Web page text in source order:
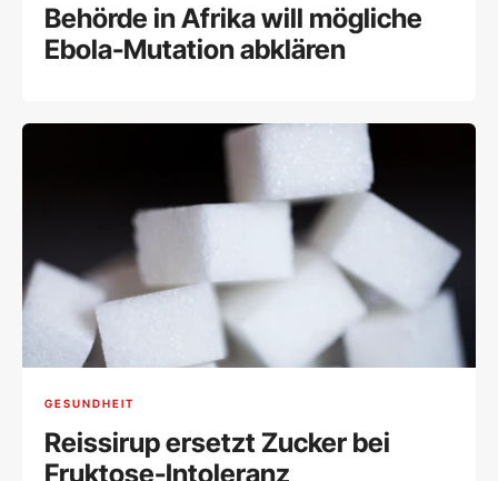
Behörde in Afrika will mögliche
Ebola-Mutation abklären
GESUNDHEIT
Reissirup ersetzt Zucker bei
Fruktose-Intoleranz